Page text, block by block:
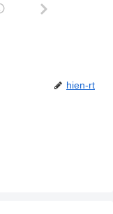
hien-rt